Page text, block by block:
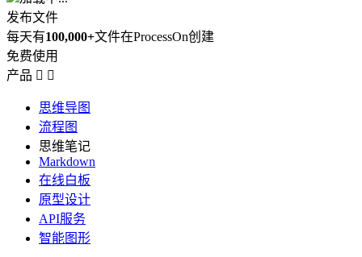
发布文件
每天有100,000+文件在ProcessOn创建
免费使用
产品  
思维导图
流程图
思维笔记
Markdown
在线白板
原型设计
API服务
智能图形